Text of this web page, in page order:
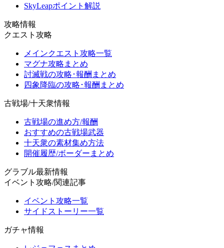
SkyLeapポイント解説
攻略情報
クエスト攻略
メインクエスト攻略一覧
マグナ攻略まとめ
討滅戦の攻略･報酬まとめ
四象降臨の攻略･報酬まとめ
古戦場/十天衆情報
古戦場の進め方/報酬
おすすめの古戦場武器
十天衆の素材集め方法
開催履歴/ボーダーまとめ
グラブル最新情報
イベント攻略/関連記事
イベント攻略一覧
サイドストーリー一覧
ガチャ情報